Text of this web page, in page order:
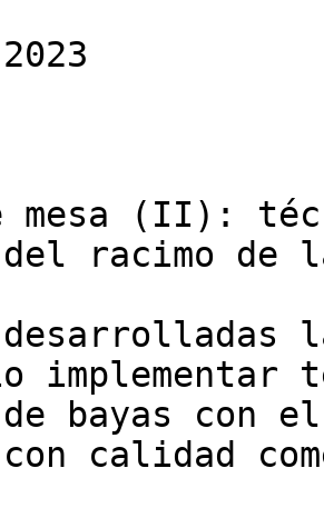
mesa (II):
racimo de
desarrolladas
implementar
de bayas con
calidad